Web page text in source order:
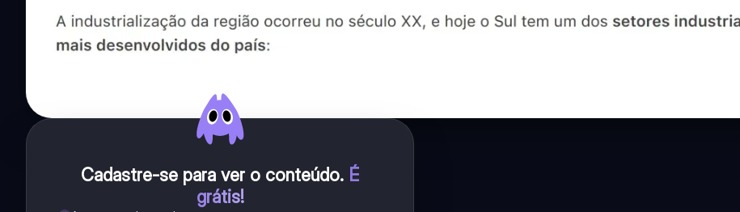
Cadastre-se para ver o conteúdo. É
grátis!